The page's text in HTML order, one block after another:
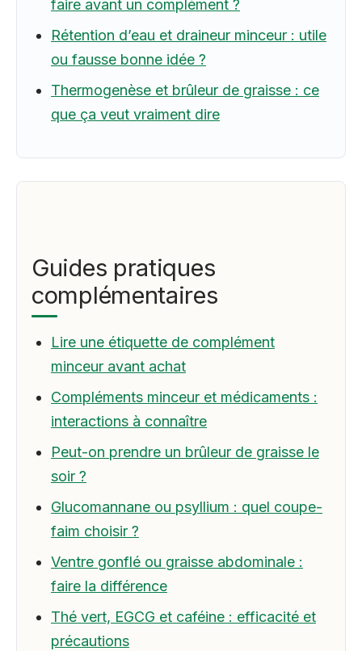
faire avant un complément ?
Rétention d’eau et draineur minceur : utile
ou fausse bonne idée ?
Thermogenèse et brûleur de graisse : ce
que ça veut vraiment dire
Guides pratiques
complémentaires
Lire une étiquette de complément
minceur avant achat
Compléments minceur et médicaments :
interactions à connaître
Peut-on prendre un brûleur de graisse le
soir ?
Glucomannane ou psyllium : quel coupe-
faim choisir ?
Ventre gonflé ou graisse abdominale :
faire la différence
Thé vert, EGCG et caféine : efficacité et
précautions